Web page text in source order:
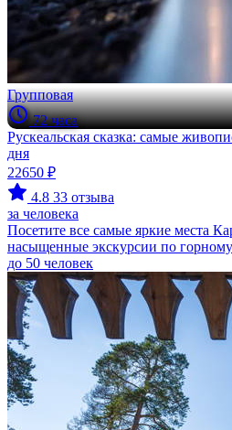
Групповая
72 часа
Рускеальская сказка: самые
дня
22650 ₽
4.8 33 отзыва
за человека
Посетите все самые яркие места
насыщенные экскурсии по
до 50 человек